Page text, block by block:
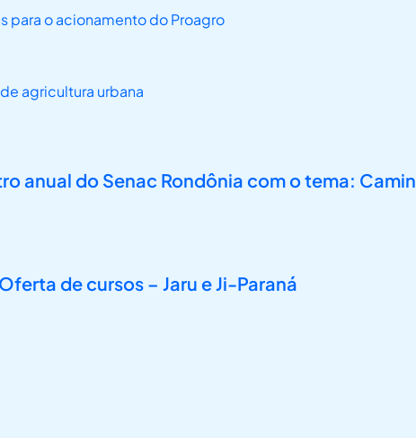
o acionamento do Proagro
agricultura urbana
anual do Senac Rondônia com o tema:
de cursos – Jaru e Ji-Paraná